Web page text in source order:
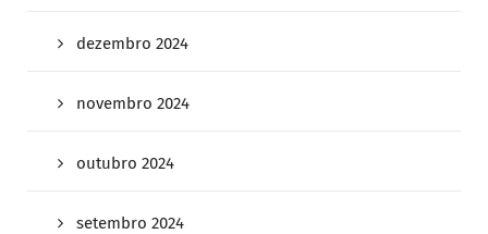
dezembro 2024
novembro 2024
outubro 2024
setembro 2024